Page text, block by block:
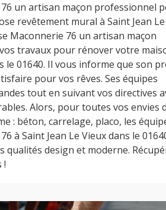
un artisan maçon professionnel
revêtement mural à Saint Jean
Maconnerie 76 un artisan maçon
travaux pour rénover votre
le 01640. Il vous informe que son
pour vos rêves. Ses équipes
tout en suivant vos directives
Alors, pour toutes vos envies
: béton, carrelage, placo, les
à Saint Jean Le Vieux dans le
qualités design et moderne.
!